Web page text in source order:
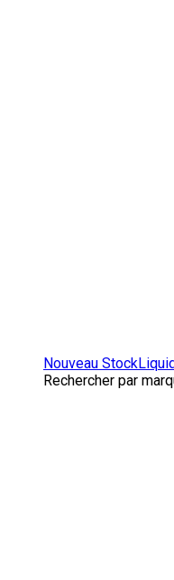
Nouveau Stock
Rechercher par